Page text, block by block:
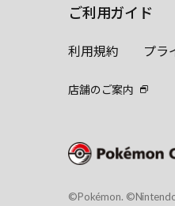
ご利用ガイド
利用規約 プラ
店舗のご案内
©Pokémon.